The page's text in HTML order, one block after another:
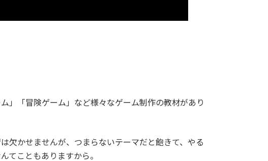
」「冒険ゲーム」など様々なゲーム制作の教材があり
欠かせませんが、つまらないテーマだと飽きて、やる
てこともありますから。